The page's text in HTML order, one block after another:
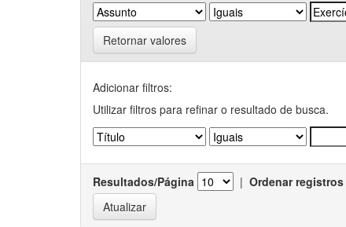
Retornar valores
Adicionar filtros:
Utilizar filtros para refinar o resultado de busca.
Resultados/Página | Ordenar